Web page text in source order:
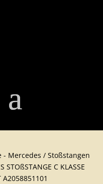
- Mercedes / Stoßstangen
STOßSTANGE C KLASSE
A2058851101